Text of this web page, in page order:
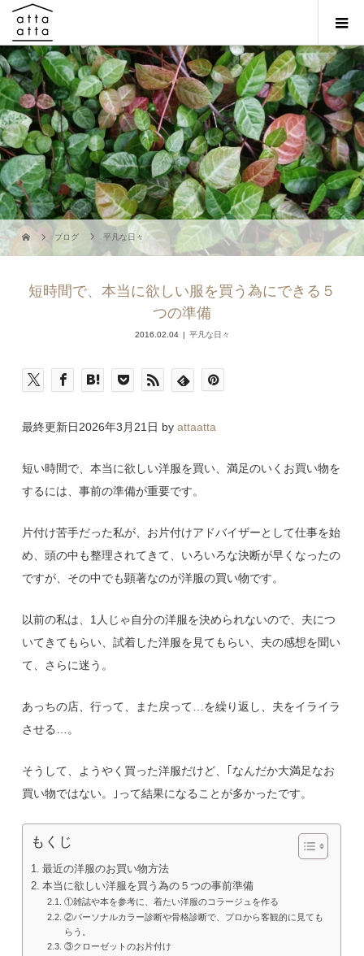
ブログ 平凡な日々
短時間で、本当に欲しい服を買う為にできる５
つの準備
2016.02.04 平凡な日々
最終更新日2026年3月21日 byattaatta
短い時間で、本当に欲しい洋服を買い、満足のいくお買い物を
するには、事前の準備が重要です。
片付け苦手だった私が、お片付けアドバイザーとして仕事を始
め、頭の中も整理されてきて、いろいろな決断が早くなったの
ですが、その中でも顕著なのが洋服の買い物です。
以前の私は、1人じゃ自分の洋服を決められないので、夫につ
いてきてもらい、試着した洋服を見てもらい、夫の感想を聞い
て、さらに迷う。
あっちの店、行って、また戻って…を繰り返し、夫をイライラ
させる…。
そうして、ようやく買った洋服だけど、｢なんだか大満足なお
買い物ではない。｣って結果になることが多かったです。
もくじ
最近の洋服のお買い物方法
本当に欲しい洋服を買う為の５つの事前準備
①雑誌や本を参考に、着たい洋服のコラージュを作る
②パーソナルカラー診断や骨格診断で、プロから客観的に見ても
らう。
③クローゼットのお片付け